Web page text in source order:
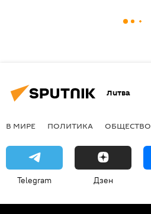
Литва
В МИРЕ ПОЛИТИКА ОБЩЕСТВО
Telegram Дзен